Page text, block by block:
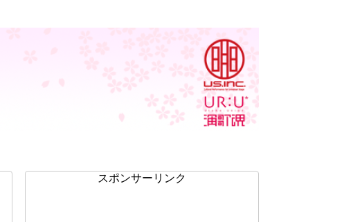
スポンサーリンク